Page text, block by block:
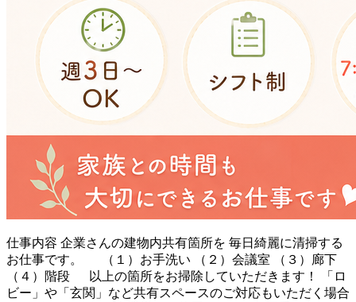
仕事内容 企業さんの建物内共有箇所を 毎日綺麗に清掃する
お仕事です。 （１）お手洗い （２）会議室 （３）廊下
（４）階段 以上の箇所をお掃除していただきます！ 「ロ
ビー」や「玄関」など共有スペースのご対応もいただく場合